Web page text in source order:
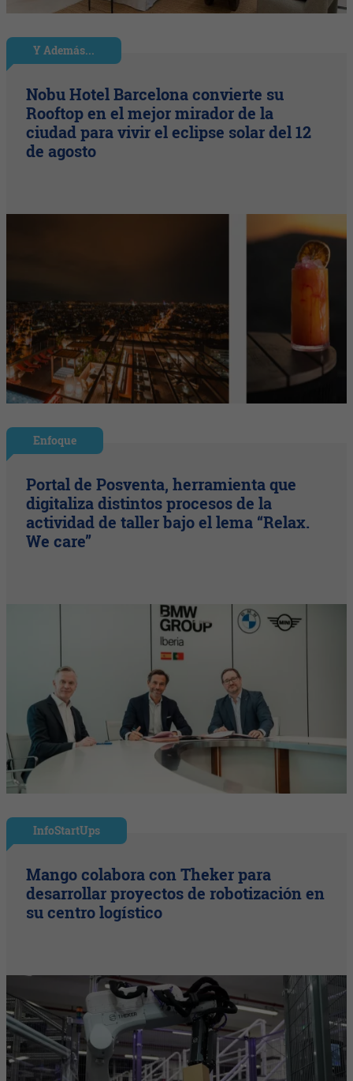
Y Además...
Nobu Hotel Barcelona convierte su
Rooftop en el mejor mirador de la
ciudad para vivir el eclipse solar del 12
de agosto
Enfoque
Portal de Posventa, herramienta que
digitaliza distintos procesos de la
actividad de taller bajo el lema “Relax.
We care”
InfoStartUps
Mango colabora con Theker para
desarrollar proyectos de robotización en
su centro logístico